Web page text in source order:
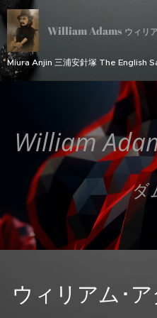
William Adams ウィリ
Miura Anjin 三浦安針塚 The English
William
ダ
ウィリアム･